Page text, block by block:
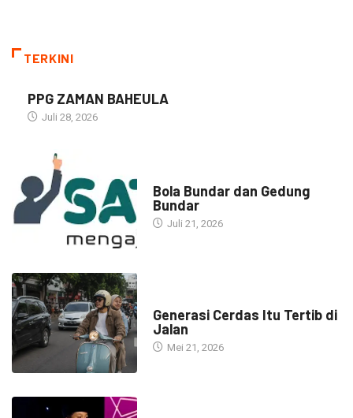
TERKINI
PPG ZAMAN BAHEULA
Juli 28, 2026
Bola Bundar dan Gedung
Bundar
Juli 21, 2026
Generasi Cerdas Itu Tertib di
Jalan
Mei 21, 2026